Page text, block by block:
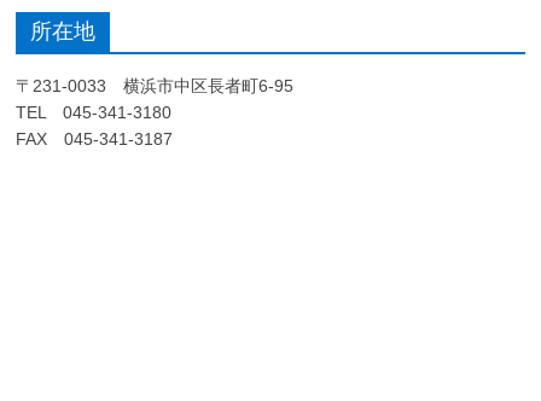
所在地
〒231-0033 横浜市中区長者町6-95
TEL 045-341-3180
FAX 045-341-3187